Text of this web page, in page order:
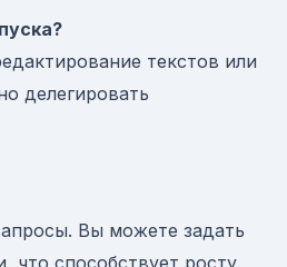
текстов или
делегировать
Вы можете задать
что способствует росту